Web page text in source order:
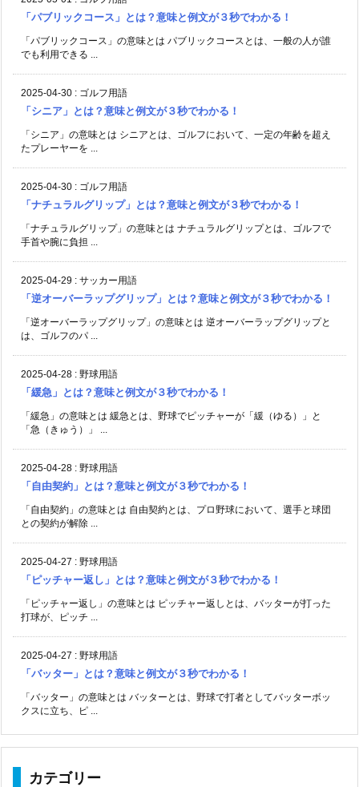
「パブリックコース」とは？意味と例文が３秒でわかる！
「パブリックコース」の意味とは パブリックコースとは、一般の人が誰
でも利用できる ...
2025-04-30 : ゴルフ用語
「シニア」とは？意味と例文が３秒でわかる！
「シニア」の意味とは シニアとは、ゴルフにおいて、一定の年齢を超え
たプレーヤーを ...
2025-04-30 : ゴルフ用語
「ナチュラルグリップ」とは？意味と例文が３秒でわかる！
「ナチュラルグリップ」の意味とは ナチュラルグリップとは、ゴルフで
手首や腕に負担 ...
2025-04-29 : サッカー用語
「逆オーバーラップグリップ」とは？意味と例文が３秒でわかる！
「逆オーバーラップグリップ」の意味とは 逆オーバーラップグリップと
は、ゴルフのパ ...
2025-04-28 : 野球用語
「緩急」とは？意味と例文が３秒でわかる！
「緩急」の意味とは 緩急とは、野球でピッチャーが「緩（ゆる）」と
「急（きゅう）」 ...
2025-04-28 : 野球用語
「自由契約」とは？意味と例文が３秒でわかる！
「自由契約」の意味とは 自由契約とは、プロ野球において、選手と球団
との契約が解除 ...
2025-04-27 : 野球用語
「ピッチャー返し」とは？意味と例文が３秒でわかる！
「ピッチャー返し」の意味とは ピッチャー返しとは、バッターが打った
打球が、ピッチ ...
2025-04-27 : 野球用語
「バッター」とは？意味と例文が３秒でわかる！
「バッター」の意味とは バッターとは、野球で打者としてバッターボッ
クスに立ち、ピ ...
カテゴリー